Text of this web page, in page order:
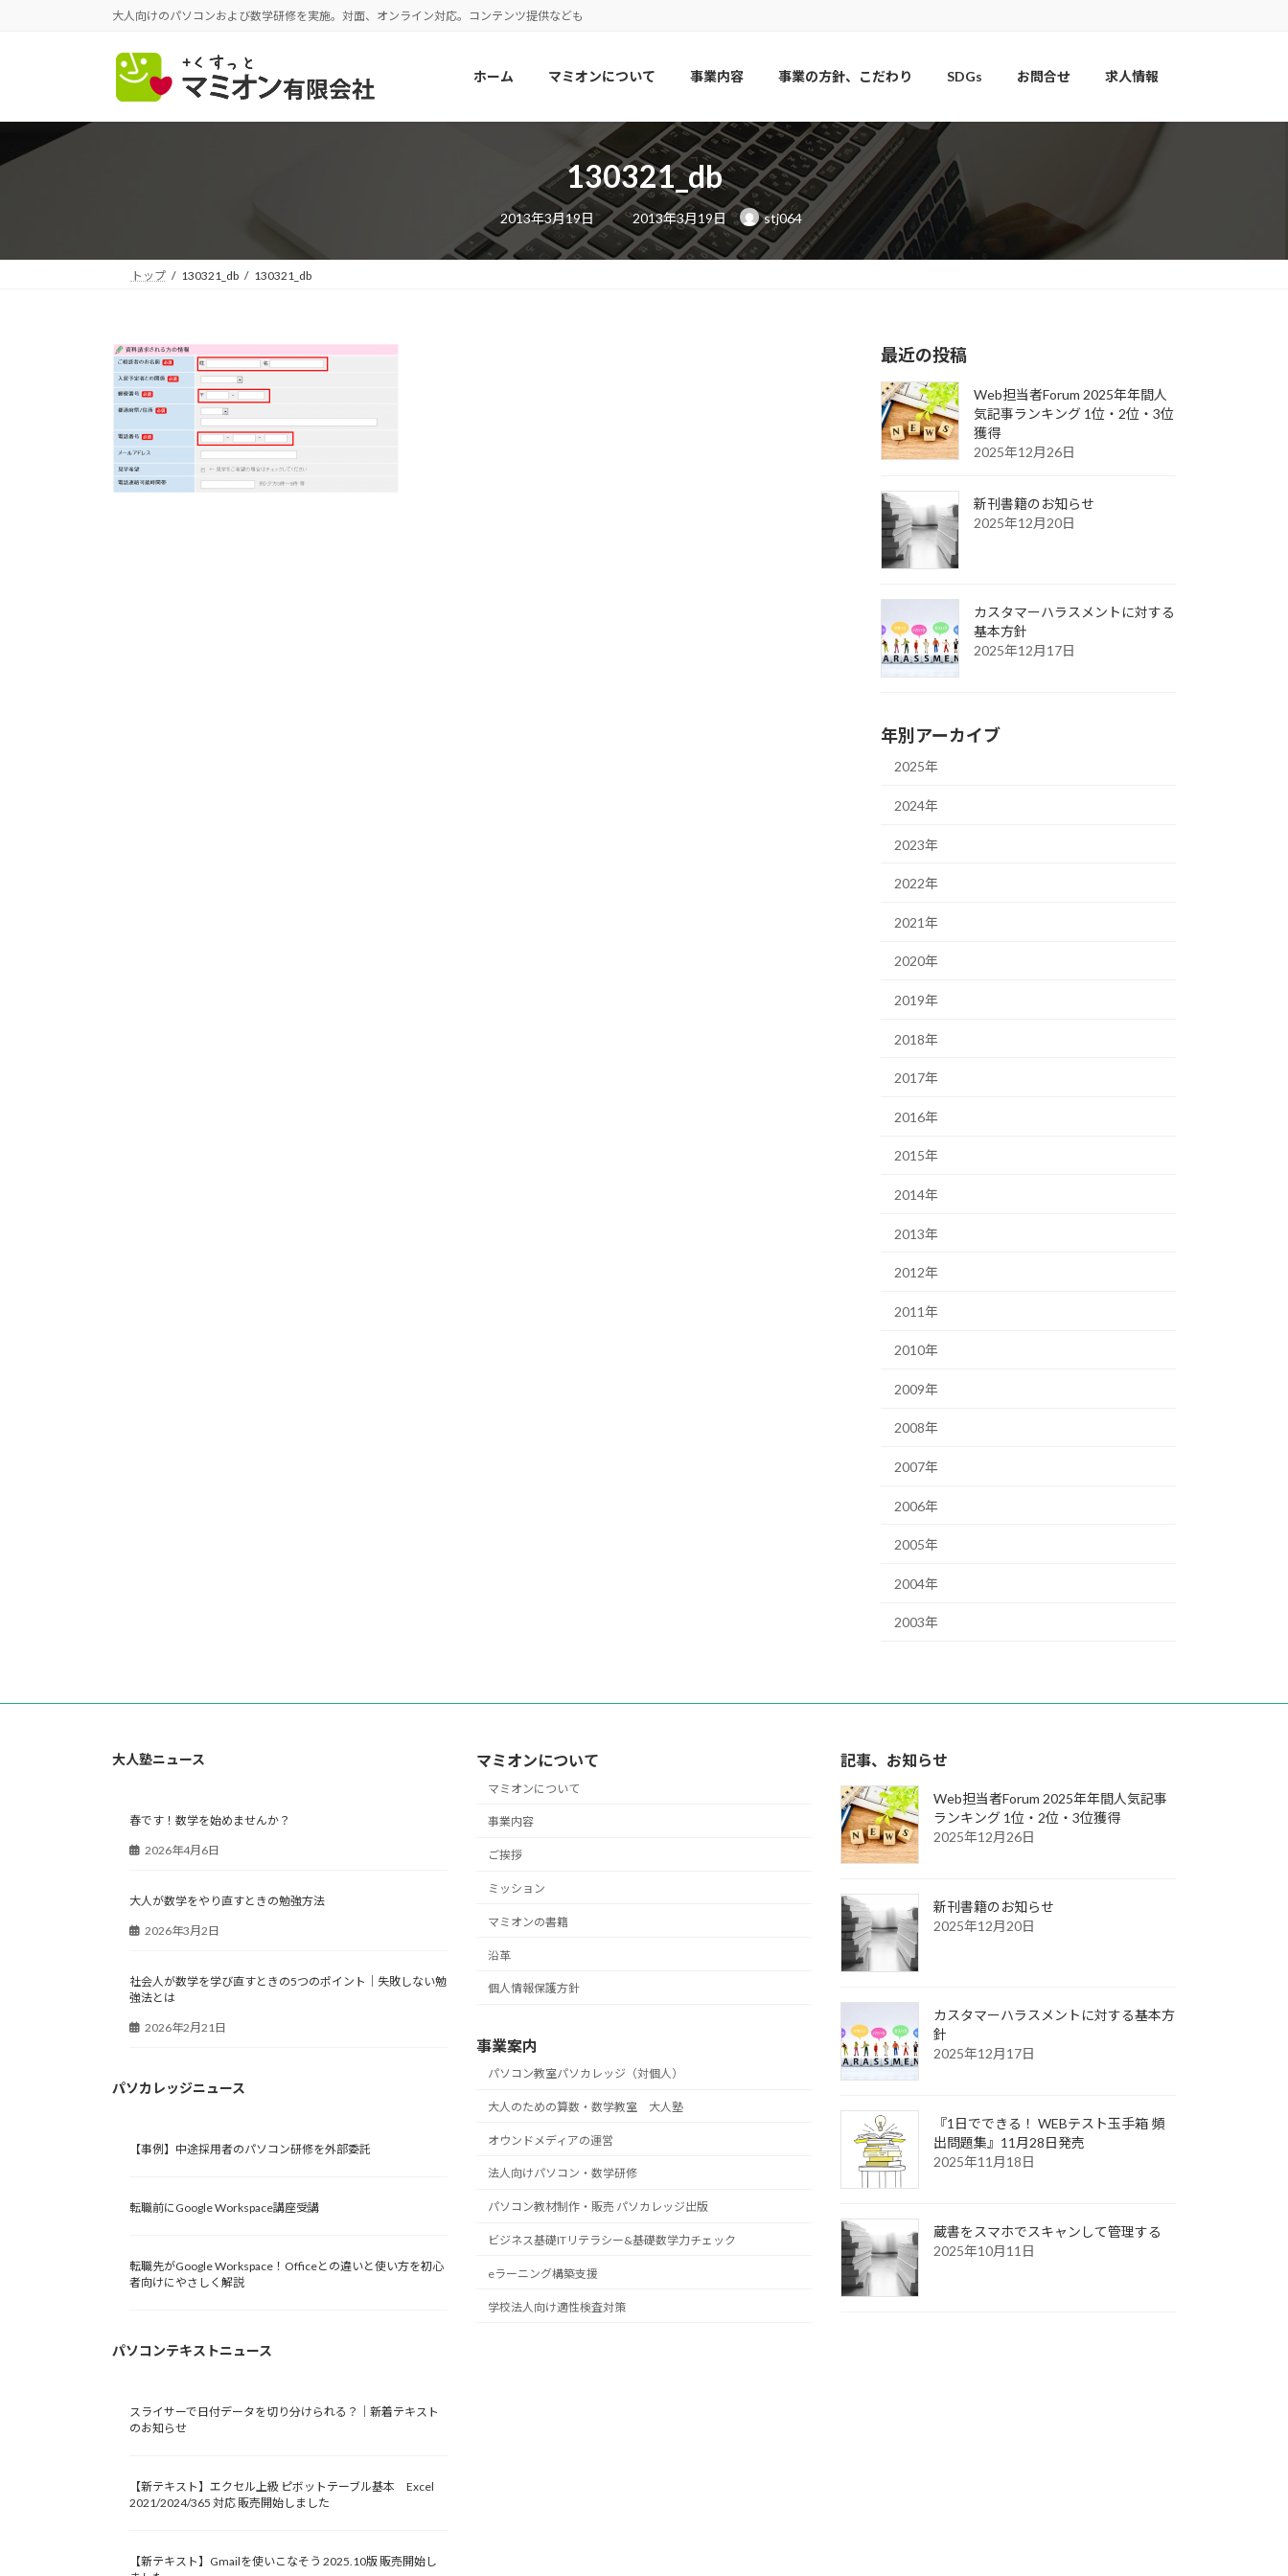
へ
キ
ョ
に
大人向けのパソコンおよび数学研修を実施。対面、オンライン対応。コンテンツ提供なども
ホーム マミオンについて 事業内容 事業の方針、こだわり SDGs お問合せ 求人情報
130321_db
2013年3月19日
最
終
更
新
日
2013年3月19日 stj064
トップ 130321_db 130321_db
最近の投稿
Web担当者Forum 2025年年間人
気記事ランキング 1位・2位・3位
獲得
2025年12月26日
新刊書籍のお知らせ
2025年12月20日
カスタマーハラスメントに対する
基本方針
2025年12月17日
年別アーカイブ
2025年
2024年
2023年
2022年
2021年
2020年
2019年
2018年
2017年
2016年
2015年
2014年
2013年
2012年
2011年
2010年
2009年
2008年
2007年
2006年
2005年
2004年
2003年
大人塾ニュース
春です！数学を始めませんか？
2026年4月6日
大人が数学をやり直すときの勉強方法
2026年3月2日
社会人が数学を学び直すときの5つのポイント｜失敗しない勉
強法とは
2026年2月21日
パソカレッジニュース
【事例】中途採用者のパソコン研修を外部委託
転職前にGoogle Workspace講座受講
転職先がGoogle Workspace！Officeとの違いと使い方を初心
者向けにやさしく解説
パソコンテキストニュース
スライサーで日付データを切り分けられる？｜新着テキスト
のお知らせ
【新テキスト】エクセル上級 ピボットテーブル基本 Excel
2021/2024/365 対応 販売開始しました
【新テキスト】Gmailを使いこなそう 2025.10版 販売開始し
マミオンについて
マミオンについて
事業内容
ご挨拶
ミッション
マミオンの書籍
沿革
個人情報保護方針
事業案内
パソコン教室パソカレッジ（対個人）
大人のための算数・数学教室 大人塾
オウンドメディアの運営
法人向けパソコン・数学研修
パソコン教材制作・販売 パソカレッジ出版
ビジネス基礎ITリテラシー&基礎数学力チェック
eラーニング構築支援
学校法人向け適性検査対策
記事、お知らせ
Web担当者Forum 2025年年間人気記事
ランキング 1位・2位・3位獲得
2025年12月26日
新刊書籍のお知らせ
2025年12月20日
カスタマーハラスメントに対する基本方
針
2025年12月17日
『1日でできる！ WEBテスト玉手箱 頻
出問題集』11月28日発売
2025年11月18日
蔵書をスマホでスキャンして管理する
2025年10月11日